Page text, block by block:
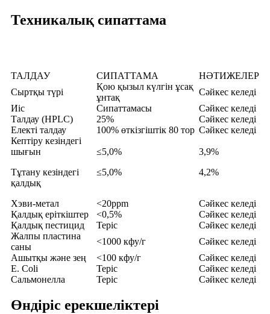
Техникалық сипаттама
ТАЛДАУ СИПАТТАМА
НӘТИЖЕЛЕР
Сыртқы түрі
Қою қызыл күлгін ұсақ
ұнтақ
Сәйкес келеді
Иіс
Сипаттамасы
Сәйкес келеді
Талдау (HPLC)
25%
Сәйкес келеді
Електі талдау
100% өткізгіштік 80 тор Сәйкес келеді
Кептіру кезіндегі
шығын
Тұтану кезіндегі
қалдық
≤5,0%
≤5,0%
3,9%
4,2%
Хэви-метал <20ppm
Сәйкес келеді
Қалдық еріткіштер
<0,5%
Сәйкес келеді
Қалдық пестицид
Теріс
Сәйкес келеді
Жалпы пластина
саны
<1000 кфу/г
Сәйкес келеді
Ашытқы және зең
<100 кфу/г
Сәйкес келеді
E. Coli
Теріс
Сәйкес келеді
Сальмонелла
Теріс Сәйкес келеді
Өндіріс ерекшеліктері